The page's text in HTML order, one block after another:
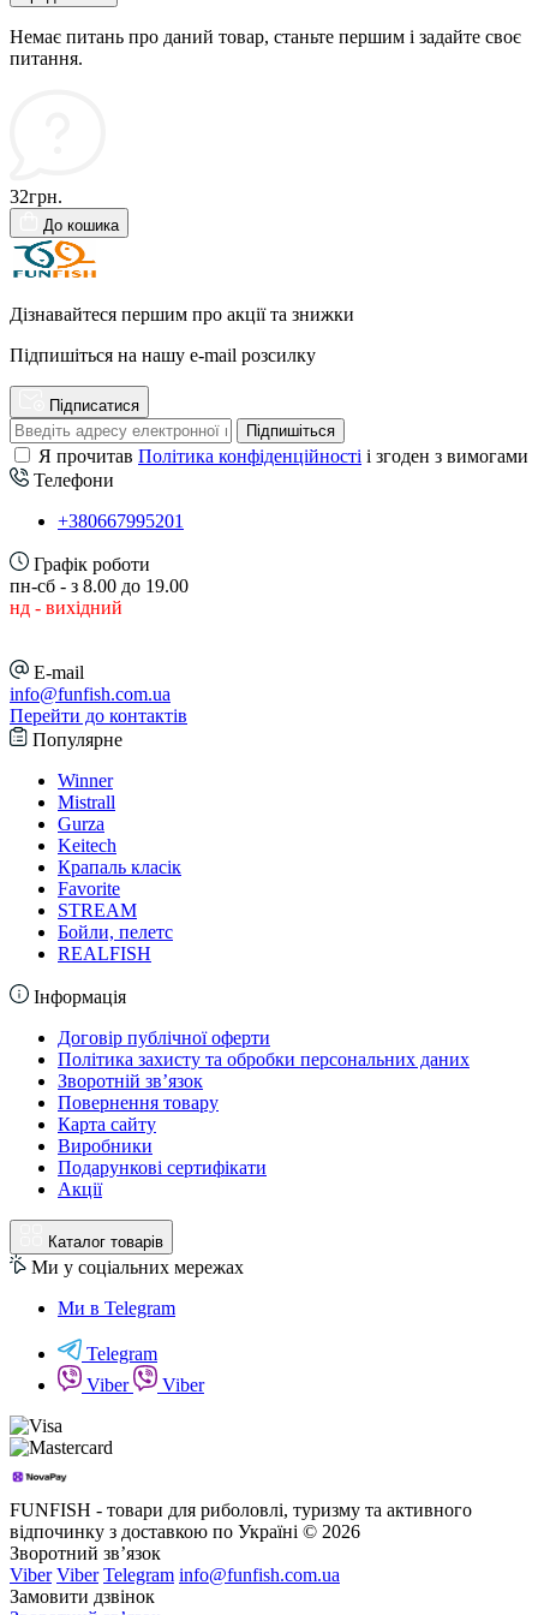
Немає питань про даний товар, станьте першим і задайте своє
питання.
32грн.
До кошика
Дізнавайтеся першим про акції та знижки
Підпишіться на нашу e-mail розсилку
Підписатися
Підпишіться
Я прочитав Політика конфіденційності і згоден з вимогами
Телефони
+380667995201
Графік роботи
пн-сб - з 8.00 до 19.00
нд - вихідний
E-mail
info@funfish.com.ua
Перейти до контактів
Популярне
Winner
Mistrall
Gurza
Keitech
Крапаль класік
Favorite
STREAM
Бойли, пелетс
REALFISH
Інформація
Договір публічної оферти
Політика захисту та обробки персональних даних
Зворотній зв’язок
Повернення товару
Карта сайту
Виробники
Подарункові сертифікати
Акції
Каталог товарів
Ми у соціальних мережах
Ми в Telegram
Telegram
Viber
Viber
FUNFISH - товари для риболовлі, туризму та активного
відпочинку з доставкою по Україні © 2026
Зворотний зв’язок
Viber Viber Telegram info@funfish.com.ua
Замовити дзвінок